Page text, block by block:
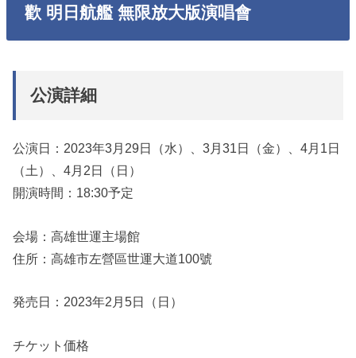
歡 明日航艦 無限放大版演唱會
公演詳細
公演日：2023年3月29日（水）、3月31日（金）、4月1日
（土）、4月2日（日）
開演時間：18:30予定
会場：高雄世運主場館
住所：高雄市左營區世運大道100號
発売日：2023年2月5日（日）
チケット価格